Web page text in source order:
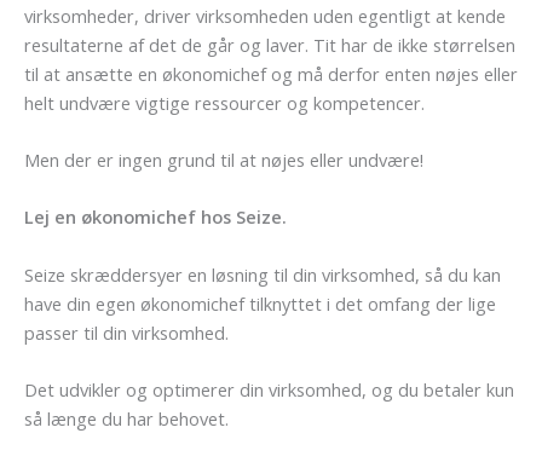
virksomheder, driver virksomheden uden egentligt at kende
resultaterne af det de går og laver. Tit har de ikke størrelsen
til at ansætte en økonomichef og må derfor enten nøjes eller
helt undvære vigtige ressourcer og kompetencer.
Men der er ingen grund til at nøjes eller undvære!
Lej en økonomichef hos Seize.
Seize skræddersyer en løsning til din virksomhed, så du kan
have din egen økonomichef tilknyttet i det omfang der lige
passer til din virksomhed.
Det udvikler og optimerer din virksomhed, og du betaler kun
så længe du har behovet.